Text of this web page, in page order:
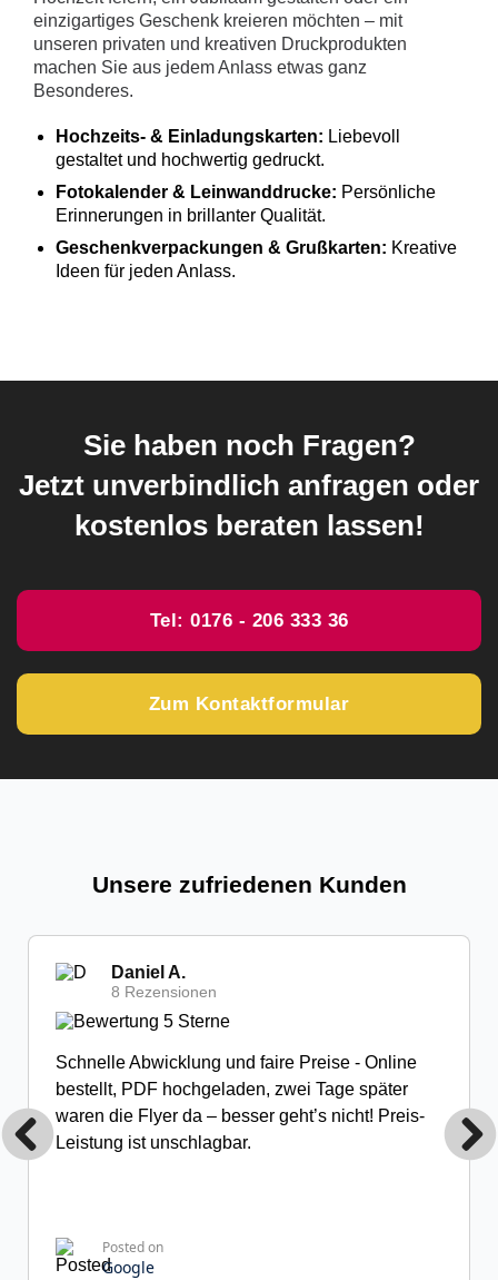
einzigartiges Geschenk kreieren möchten – mit
unseren privaten und kreativen Druckprodukten
machen Sie aus jedem Anlass etwas ganz
Besonderes.
Hochzeits- & Einladungskarten: Liebevoll
gestaltet und hochwertig gedruckt.
Fotokalender & Leinwanddrucke: Persönliche
Erinnerungen in brillanter Qualität.
Geschenkverpackungen & Grußkarten: Kreative
Ideen für jeden Anlass.
Sie haben noch Fragen?
Jetzt unverbindlich anfragen oder
kostenlos beraten lassen!
Tel: 0176 - 206 333 36
Zum Kontaktformular
Unsere zufriedenen Kunden
Daniel A.
8 Rezensionen
Schnelle Abwicklung und faire Preise - Online
bestellt, PDF hochgeladen, zwei Tage später
waren die Flyer da – besser geht’s nicht! Preis-
Leistung ist unschlagbar.
Posted on
Google